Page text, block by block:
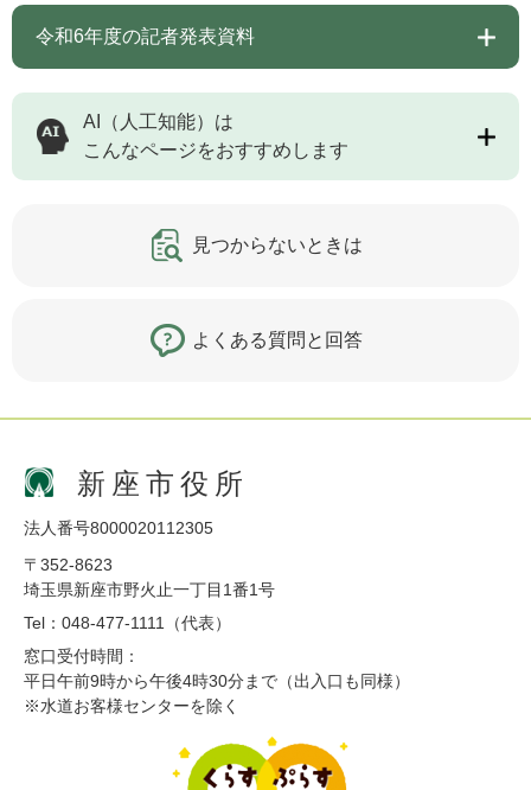
令和6年度の記者発表資料
AI（人工知能）は
こんなページをおすすめします
見つからないときは
よくある質問と回答
新座市役所
法人番号8000020112305
〒352-8623
埼玉県新座市野火止一丁目1番1号
Tel：048-477-1111（代表）
窓口受付時間：
平日午前9時から午後4時30分まで（出入口も同様）
※水道お客様センターを除く